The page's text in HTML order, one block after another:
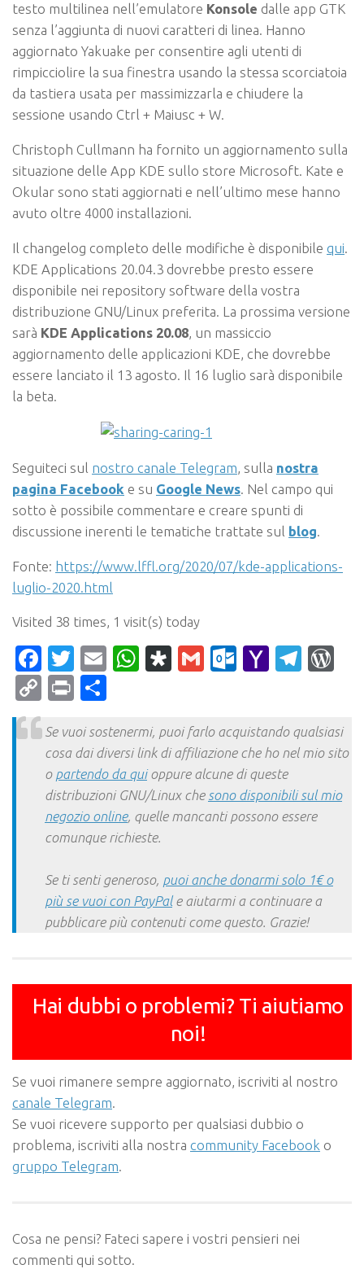
testo multilinea nell’emulatore Konsole dalle app GTK
senza l’aggiunta di nuovi caratteri di linea. Hanno
aggiornato Yakuake per consentire agli utenti di
rimpicciolire la sua finestra usando la stessa scorciatoia
da tastiera usata per massimizzarla e chiudere la
sessione usando Ctrl + Maiusc + W.
Christoph Cullmann ha fornito un aggiornamento sulla
situazione delle App KDE sullo store Microsoft. Kate e
Okular sono stati aggiornati e nell’ultimo mese hanno
avuto oltre 4000 installazioni.
Il changelog completo delle modifiche è disponibile qui.
KDE Applications 20.04.3 dovrebbe presto essere
disponibile nei repository software della vostra
distribuzione GNU/Linux preferita. La prossima versione
sarà KDE Applications 20.08, un massiccio
aggiornamento delle applicazioni KDE, che dovrebbe
essere lanciato il 13 agosto. Il 16 luglio sarà disponibile
la beta.
Seguiteci sul nostro canale Telegram, sulla nostra
pagina Facebook e su Google News. Nel campo qui
sotto è possibile commentare e creare spunti di
discussione inerenti le tematiche trattate sul blog.
Fonte: https://www.lffl.org/2020/07/kde-applications-
luglio-2020.html
Visited 38 times, 1 visit(s) today
Facebook
Twitter
EmailWhatsApp
Diaspora
Gmail Yahoo
CopyPrint
Se vuoi sostenermi, puoi farlo acquistando qualsiasi
cosa dai diversi link di affiliazione che ho nel mio sito
o partendo da quioppure alcune di queste
distribuzioni GNU/Linux che sono disponibili sul mio
negozio online, quelle mancanti possono essere
comunque richieste.
Se ti senti generoso, puoi anche donarmi solo 1€ o
più se vuoi con PayPale aiutarmi a continuare a
pubblicare più contenuti come questo. Grazie!
Hai dubbi o problemi? Ti aiutiamo
noi!
Se vuoi rimanere sempre aggiornato, iscriviti al nostro
canale Telegram.
Se vuoi ricevere supporto per qualsiasi dubbio o
problema, iscriviti alla nostra community Facebook o
gruppo Telegram.
Cosa ne pensi? Fateci sapere i vostri pensieri nei
commenti qui sotto.